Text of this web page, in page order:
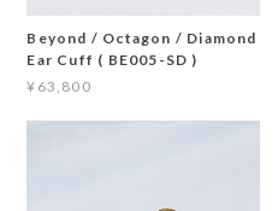
Beyond / Octagon / Diamond
Ear Cuff ( BE005-SD )
¥63,800